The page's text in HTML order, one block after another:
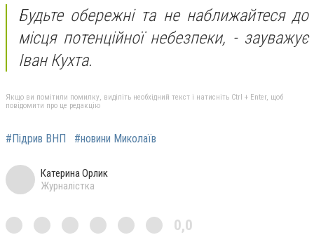
Будьте обережні та не наближайтеся до
місця потенційної небезпеки, - зауважує
Іван Кухта.
Якщо ви помітили помилку, виділіть необхідний текст і натисніть Ctrl + Enter, щоб
повідомити про це редакцію
#Підрив ВНП #новини Миколаїв
Катерина Орлик
Журналістка
0,0